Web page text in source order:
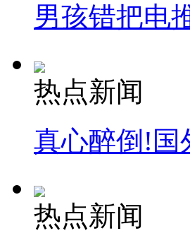
男孩错把电
热点新闻
真心醉倒!国
热点新闻